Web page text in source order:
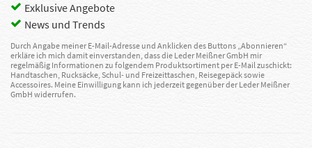
Exklusive Angebote
News und Trends
Durch Angabe meiner E-Mail-Adresse und Anklicken des Buttons „Abonnieren“
erkläre ich mich damit einverstanden, dass die Leder Meißner GmbH mir
regelmäßig Informationen zu folgendem Produktsortiment per E-Mail zuschickt:
Handtaschen, Rucksäcke, Schul- und Freizeittaschen, Reisegepäck sowie
Accessoires. Meine Einwilligung kann ich jederzeit gegenüber der Leder Meißner
GmbH widerrufen.